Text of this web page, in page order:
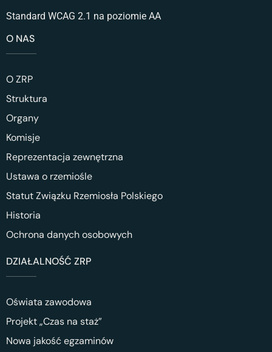
Standard WCAG 2.1 na poziomie AA
O NAS
O ZRP
Struktura
Organy
Komisje
Reprezentacja zewnętrzna
Ustawa o rzemiośle
Statut Związku Rzemiosła Polskiego
Historia
Ochrona danych osobowych
DZIAŁALNOŚĆ ZRP
Oświata zawodowa
Projekt „Czas na staż”
Nowa jakość egzaminów